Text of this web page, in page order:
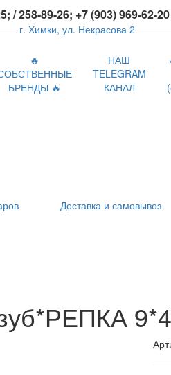
/ 258-89-26; +7 (903) 969-62-
г. Химки, ул. Некрасова 2
🔥
БРЕНДЫ 🔥
НАШ
TELEGRAM
КАНАЛ
Доставка и самовывоз